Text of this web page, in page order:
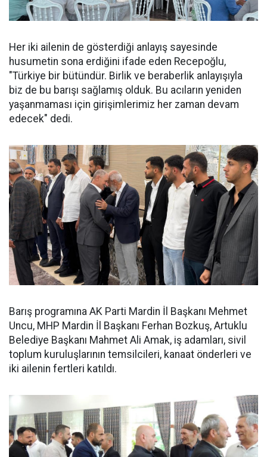
Her iki ailenin de gösterdiği anlayış sayesinde
husumetin sona erdiğini ifade eden Recepoğlu,
"Türkiye bir bütündür. Birlik ve beraberlik anlayışıyla
biz de bu barışı sağlamış olduk. Bu acıların yeniden
yaşanmaması için girişimlerimiz her zaman devam
edecek" dedi.
Barış programına AK Parti Mardin İl Başkanı Mehmet
Uncu, MHP Mardin İl Başkanı Ferhan Bozkuş, Artuklu
Belediye Başkanı Mahmet Ali Amak, iş adamları, sivil
toplum kuruluşlarının temsilcileri, kanaat önderleri ve
iki ailenin fertleri katıldı.